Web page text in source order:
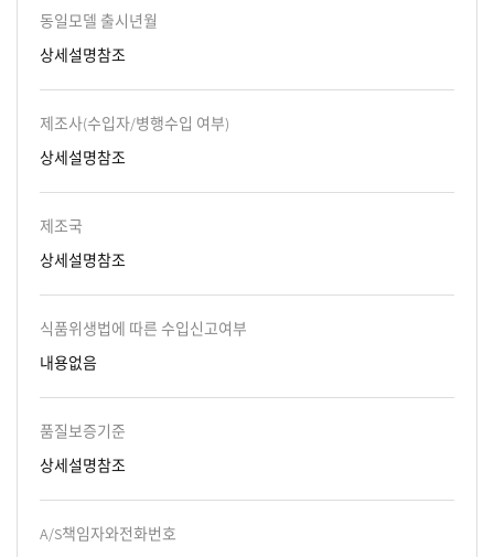
동일모델 출시년월
상세설명참조
제조사(수입자/병행수입 여부)
상세설명참조
제조국
상세설명참조
식품위생법에 따른 수입신고여부
내용없음
품질보증기준
상세설명참조
A/S책임자와전화번호